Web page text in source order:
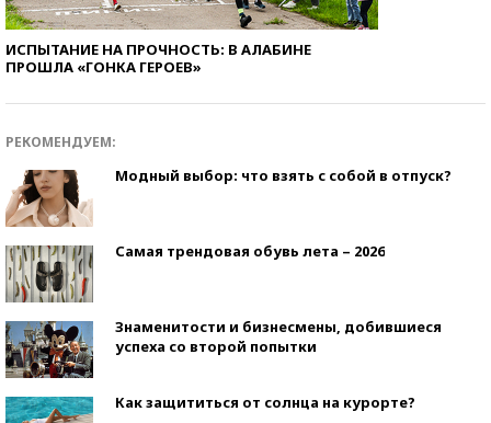
ИСПЫТАНИЕ НА ПРОЧНОСТЬ: В АЛАБИНЕ
ПРОШЛА «ГОНКА ГЕРОЕВ»
РЕКОМЕНДУЕМ:
Модный выбор: что взять с собой в отпуск?
Самая трендовая обувь лета – 2026
Знаменитости и бизнесмены, добившиеся
успеха со второй попытки
Как защититься от солнца на курорте?